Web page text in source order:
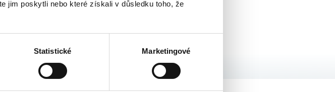
jim poskytli nebo které získali v důsledku toho, že
Statistické Marketingové